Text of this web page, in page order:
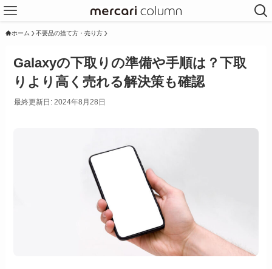
ホーム 不要品の捨て方・売り方
Galaxyの下取りの準備や手順は？下取
りより高く売れる解決策も確認
最終更新日: 2024年8月28日